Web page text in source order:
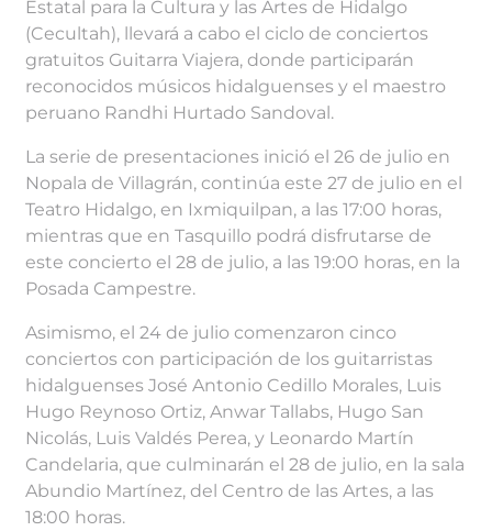
Estatal para la Cultura y las Artes de Hidalgo
(Cecultah), llevará a cabo el ciclo de conciertos
gratuitos Guitarra Viajera, donde participarán
reconocidos músicos hidalguenses y el maestro
peruano Randhi Hurtado Sandoval.
La serie de presentaciones inició el 26 de julio en
Nopala de Villagrán, continúa este 27 de julio en el
Teatro Hidalgo, en Ixmiquilpan, a las 17:00 horas,
mientras que en Tasquillo podrá disfrutarse de
este concierto el 28 de julio, a las 19:00 horas, en la
Posada Campestre.
Asimismo, el 24 de julio comenzaron cinco
conciertos con participación de los guitarristas
hidalguenses José Antonio Cedillo Morales, Luis
Hugo Reynoso Ortiz, Anwar Tallabs, Hugo San
Nicolás, Luis Valdés Perea, y Leonardo Martín
Candelaria, que culminarán el 28 de julio, en la sala
Abundio Martínez, del Centro de las Artes, a las
18:00 horas.